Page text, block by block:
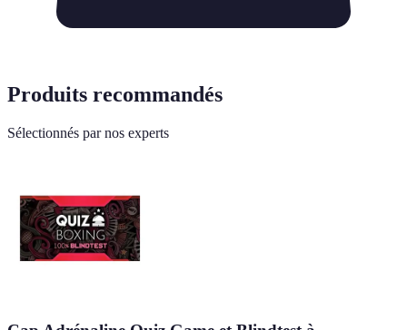
Produits recommandés
Sélectionnés par nos experts